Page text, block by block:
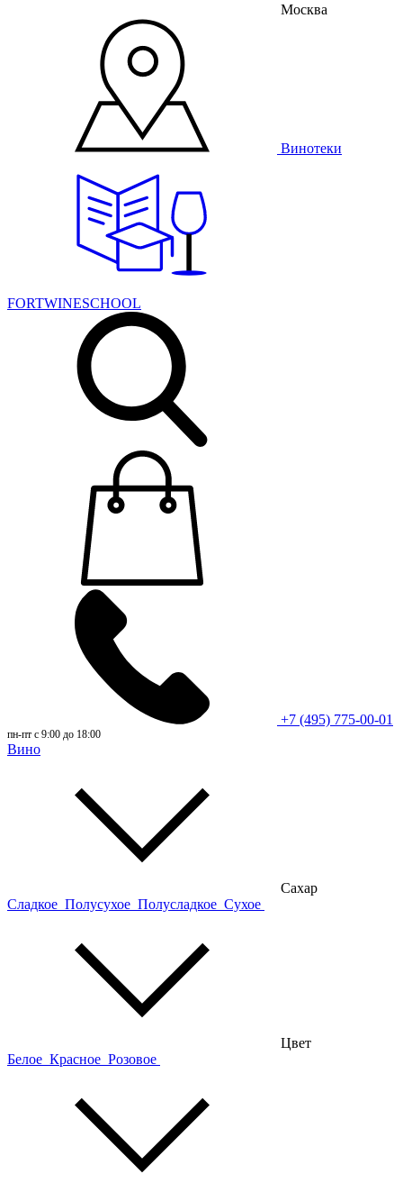
Москва
Винотеки
FORTWINESCHOOL
+7 (495) 775-00-01
пн-пт с 9:00 до 18:00
Вино
Сахар
Сладкое Полусухое Полусладкое Сухое
Цвет
Белое Красное Розовое